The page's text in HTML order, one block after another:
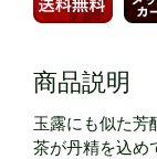
商品説明
玉露にも似た芳
茶が丹精を込め